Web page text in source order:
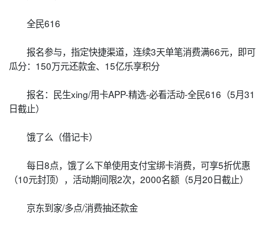
全民616
报名参与，指定快捷渠道，连续3天单笔消费满66元，即可
瓜分：150万元还款金、15亿乐享积分
报名：民生xing/用卡APP-精选-必看活动-全民616（5月31
日截止）
饿了么（借记卡）
每日8点，饿了么下单使用支付宝绑卡消费，可享5折优惠
（10元封顶），活动期间限2次，2000名额（5月20日截止）
京东到家/多点/消费抽还款金